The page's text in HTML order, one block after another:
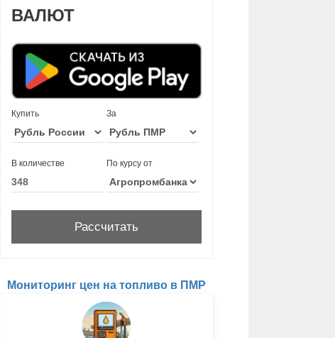
ВАЛЮТ
Купить За
В количестве По курсу от
Мониторинг цен на топливо в ПМР